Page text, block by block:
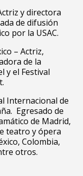
y directora
de difusión
por la USAC.
– Actriz,
de la
y el Festival
Internacional de
Egresado de
de Madrid,
teatro y ópera
Colombia,
otros.